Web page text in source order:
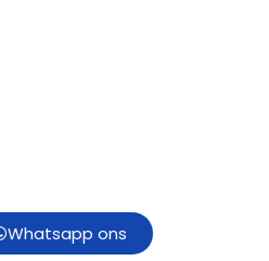
Whatsapp ons